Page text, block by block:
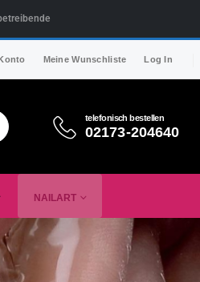
Meine Wunschliste Log In
telefonisch bestellen
02173-204640
NAILART